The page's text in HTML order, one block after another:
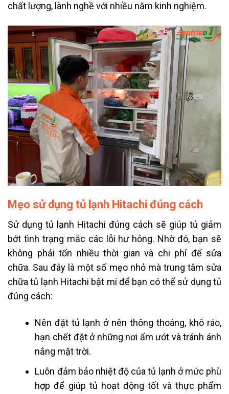
chất lượng, lành nghề với nhiều năm kinh nghiệm.
Mẹo sử dụng tủ lạnh Hitachi đúng cách
Sử dụng tủ lạnh Hitachi đúng cách sẽ giúp tủ giảm
bớt tình trạng mắc các lỗi hư hỏng. Nhờ đó, bạn sẽ
không phải tốn nhiều thời gian và chi phí để sửa
chữa. Sau đây là một số mẹo nhỏ mà trung tâm sửa
chữa tủ lạnh Hitachi bật mí để bạn có thể sử dụng tủ
đúng cách:
Nên đặt tủ lạnh ở nên thông thoáng, khô ráo,
hạn chết đặt ở những nơi ẩm ướt và tránh ánh
nắng mặt trời.
Luôn đảm bảo nhiệt độ của tủ lạnh ở mức phù
hợp để giúp tủ hoạt động tốt và thực phẩm